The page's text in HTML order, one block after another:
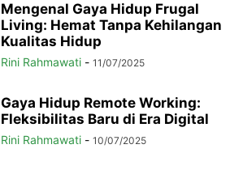
Mengenal Gaya Hidup Frugal
Living: Hemat Tanpa Kehilangan
Kualitas Hidup
Rini Rahmawati - 11/07/2025
Gaya Hidup Remote Working:
Fleksibilitas Baru di Era Digital
Rini Rahmawati - 10/07/2025